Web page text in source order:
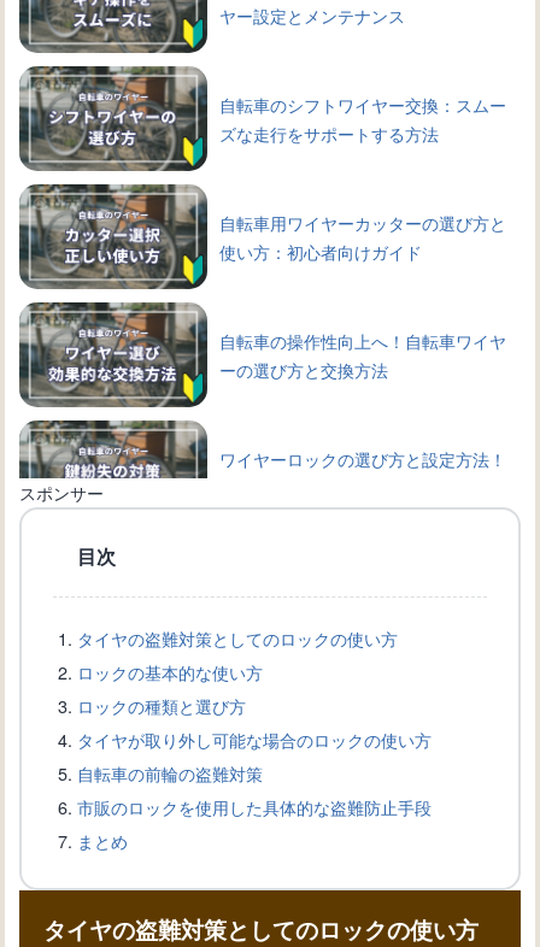
ヤー設定とメンテナンス
自転車のシフトワイヤー交換：スムー
ズな走行をサポートする方法
自転車用ワイヤーカッターの選び方と
使い方：初心者向けガイド
自転車の操作性向上へ！自転車ワイヤ
ーの選び方と交換方法
ワイヤーロックの選び方と設定方法！
順と必要道具を詳しく解説
自転車愛好家必見！ブレーキワイヤー
の選び方と交換方法を解説
自転車盗難から身を守る！ワイヤーロ
自転車の新しい変速機の取り付け方
スポンサー
目次
タイヤの盗難対策としてのロックの使い方
ロックの基本的な使い方
ロックの種類と選び方
タイヤが取り外し可能な場合のロックの使い方
自転車の前輪の盗難対策
市販のロックを使用した具体的な盗難防止手段
まとめ
タイヤの盗難対策としてのロックの使い方